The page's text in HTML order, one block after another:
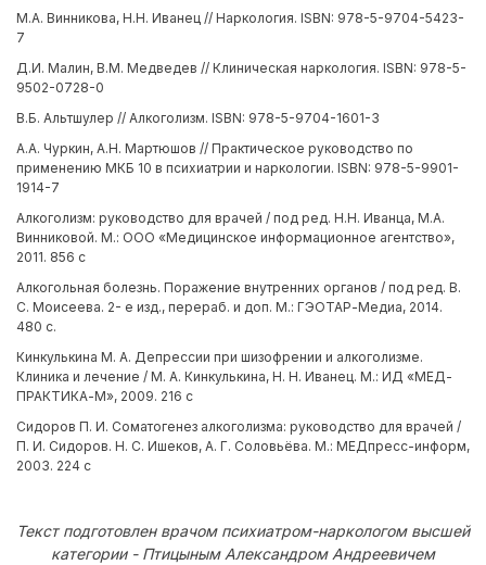
М.А. Винникова, Н.Н. Иванец // Наркология. ISBN: 978-5-9704-5423-
7
Д.И. Малин, В.М. Медведев // Клиническая наркология. ISBN: 978-5-
9502-0728-0
В.Б. Альтшулер // Алкоголизм. ISBN: 978-5-9704-1601-3
А.А. Чуркин, А.Н. Мартюшов // Практическое руководство по
применению МКБ 10 в психиатрии и наркологии. ISBN: 978-5-9901-
1914-7
Алкоголизм: руководство для врачей / под ред. Н.Н. Иванца, М.А.
Винниковой. М.: ООО «Медицинское информационное агентство»,
2011. 856 с
Алкогольная болезнь. Поражение внутренних органов / под ред. В.
С. Моисеева. 2- е изд., перераб. и доп. М.: ГЭОТАР-Медиа, 2014.
480 с.
Кинкулькина М. А. Депрессии при шизофрении и алкоголизме.
Клиника и лечение / М. А. Кинкулькина, Н. Н. Иванец. М.: ИД «МЕД-
ПРАКТИКА-М», 2009. 216 с
Сидоров П. И. Соматогенез алкоголизма: руководство для врачей /
П. И. Сидоров. Н. С. Ишеков, А. Г. Соловьёва. М.: МЕДпресс-информ,
2003. 224 с
Текст подготовлен врачом психиатром-наркологом высшей
категории - Птицыным Александром Андреевичем